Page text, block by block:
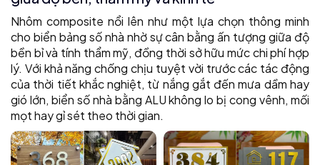
Nhôm composite nổi lên như một lựa chọn thông minh
cho biển bảng số nhà nhờ sự cân bằng ấn tượng giữa độ
bền bỉ và tính thẩm mỹ, đồng thời sở hữu mức chi phí hợp
lý. Với khả năng chống chịu tuyệt vời trước các tác động
của thời tiết khắc nghiệt, từ nắng gắt đến mưa dầm hay
gió lớn, biển số nhà bằng ALU không lo bị cong vênh, mối
mọt hay gỉ sét theo thời gian.